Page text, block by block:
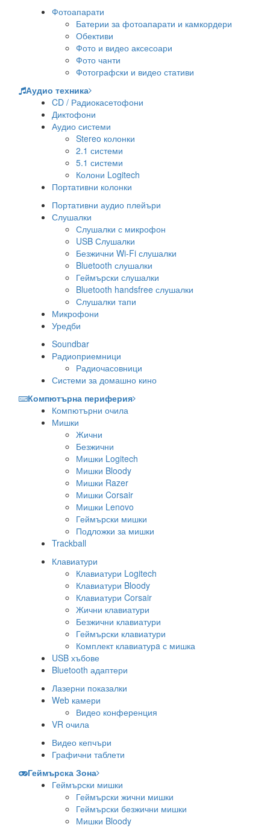
Фотоапарати
Батерии за фотоапарати и камкордери
Обективи
Фото и видео аксесоари
Фото чанти
Фотографски и видео стативи
Аудио техника
CD / Радиокасетофони
Диктофони
Аудио системи
Stereo колонки
2.1 системи
5.1 системи
Колони Logitech
Портативни колонки
Портативни аудио плейъри
Слушалки
Слушалки с микрофон
USB Слушалки
Безжични Wi-Fi слушалки
Bluetooth слушалки
Геймърски слушалки
Bluetooth handsfree слушалки
Слушалки тапи
Микрофони
Уредби
Soundbar
Радиоприемници
Радиочасовници
Системи за домашно кино
Компютърна периферия
Компютърни очила
Мишки
Жични
Безжични
Мишки Logitech
Мишки Bloody
Мишки Razer
Мишки Corsair
Мишки Lenovo
Геймърски мишки
Подложки за мишки
Trackball
Клавиатури
Клавиатури Logitech
Клавиатури Bloody
Клавиатури Corsair
Жични клавиатури
Безжични клавиатури
Геймърски клавиатури
Комплект клавиатурa с мишка
USB хъбове
Bluetooth адаптери
Лазерни показалки
Web камери
Видео конференция
VR очила
Видео кепчъри
Графични таблети
Геймърска Зона
Геймърски мишки
Геймърски жични мишки
Геймърски безжични мишки
Мишки Bloody